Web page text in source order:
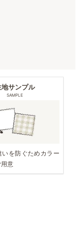
地サンプル
SAMPLE
いを防ぐためカラー
意